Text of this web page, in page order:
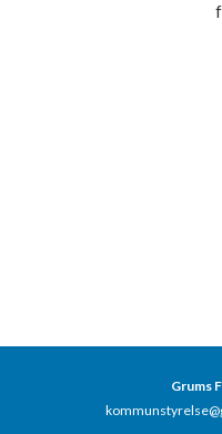
Grums